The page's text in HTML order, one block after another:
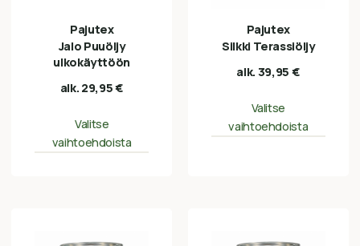
Pajutex
Jalo Puuöljy
ulkokäyttöön
alk. 29,95€
Valitse
vaihtoehdoista
Pajutex
Silkki Terassiöljy
alk. 39,95 €
Valitse
vaihtoehdoista